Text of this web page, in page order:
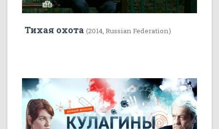
Тихая охота (2014, Russian Federation)
22 5